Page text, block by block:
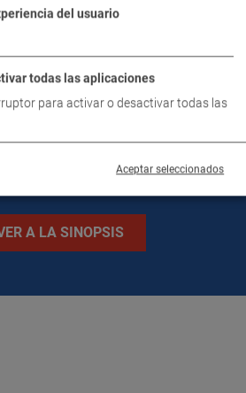
A LA SINOPSIS
del usuario
todas las aplicaciones
para activar o desactivar todas las
Aceptar seleccionados